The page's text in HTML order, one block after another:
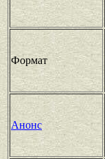
Формат
Анонс